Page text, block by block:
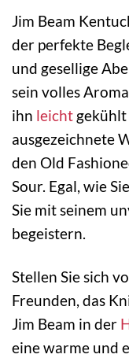
Jim Beam
der perfekte
und gesellige
sein volles
ihn leicht gekühlt
ausgezeichnete
den Old
Sour. Egal, wie
Sie mit seinem
begeistern.
Stellen Sie sich
Freunden, das
Jim Beam in der
eine warme und